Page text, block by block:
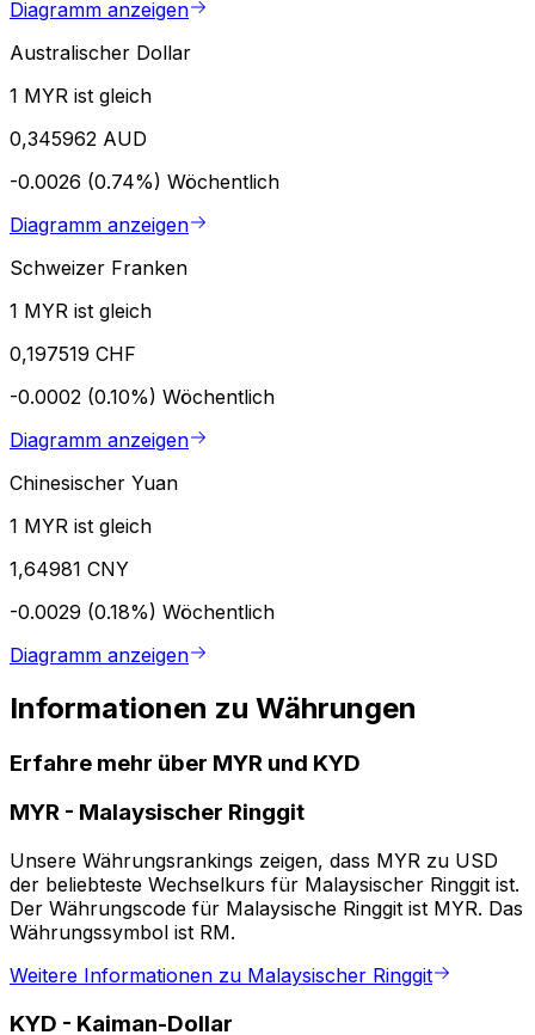
Diagramm anzeigen
Australischer Dollar
1 MYR ist gleich
0,345962 AUD
-0.0026 (0.74%) Wöchentlich
Diagramm anzeigen
Schweizer Franken
1 MYR ist gleich
0,197519 CHF
-0.0002 (0.10%) Wöchentlich
Diagramm anzeigen
Chinesischer Yuan
1 MYR ist gleich
1,64981 CNY
-0.0029 (0.18%) Wöchentlich
Diagramm anzeigen
Informationen zu Währungen
Erfahre mehr über MYR und KYD
MYR - Malaysischer Ringgit
Unsere Währungsrankings zeigen, dass MYR zu USD
der beliebteste Wechselkurs für Malaysischer Ringgit ist.
Der Währungscode für Malaysische Ringgit ist MYR. Das
Währungssymbol ist RM.
Weitere Informationen zu Malaysischer Ringgit
KYD - Kaiman-Dollar